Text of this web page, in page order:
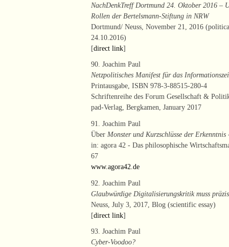
NachDenkTreff Dortmund 24. Oktober 2016 –
Rollen der Bertelsmann-Stiftung in NRW
Dortmund/ Neuss, November 21, 2016
24.10.2016)
[direct link]
90. Joachim Paul
Netzpolitisches Manifest für das
Printausgabe, ISBN 978-3-88515-280-4
Schriftenreihe des Forum Gesellschaft &
pad-Verlag, Bergkamen, January 2017
91. Joachim Paul
Über Monster und Kurzschlüsse der
in: agora 42 - Das philosophische
67
www.agora42.de
92. Joachim Paul
Glaubwürdige Digitalisierungskritik muss
Neuss, July 3, 2017, Blog (scientific essay)
[direct link]
93. Joachim Paul
Cyber-Voodoo?